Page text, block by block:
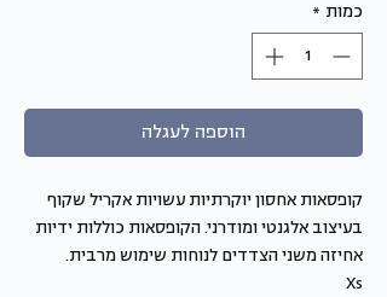
כמות *
הוספה לעגלה
קופסאות אחסון יוקרתיות עשויות אקריל שקוף
בעיצוב אלגנטי ומודרני. הקופסאות כוללות ידיות
אחיזה משני הצדדים לנוחות שימוש מרבית.
Xs